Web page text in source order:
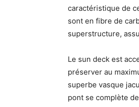
caractéristique de
sont en fibre de
superstructure,
Le sun deck est
préserver au
superbe vasque
pont se complète